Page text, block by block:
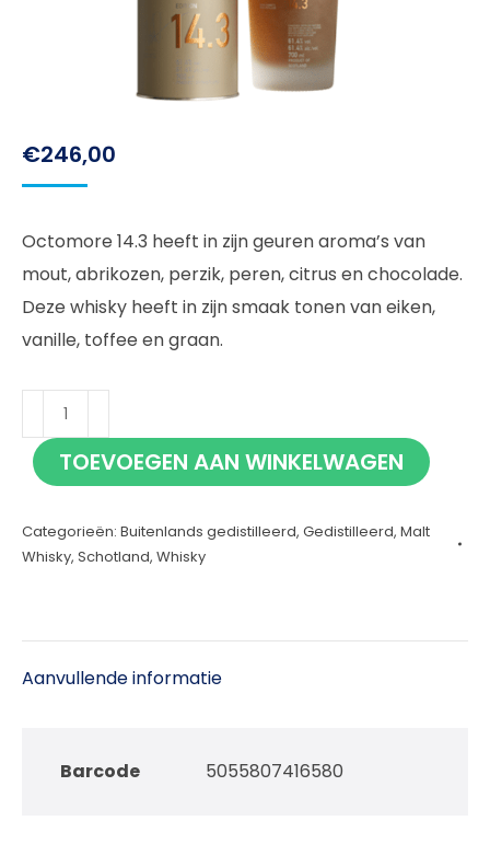
€246,00
Octomore 14.3 heeft in zijn geuren aroma’s van
mout, abrikozen, perzik, peren, citrus en chocolade.
Deze whisky heeft in zijn smaak tonen van eiken,
vanille, toffee en graan.
Octomore
14.3
70cl TOEVOEGEN AAN WINKELWAGEN
Categorieën: Buitenlands gedistilleerd, Gedistilleerd, Malt
Whisky, Schotland, Whisky
Aanvullende informatie
Barcode 5055807416580